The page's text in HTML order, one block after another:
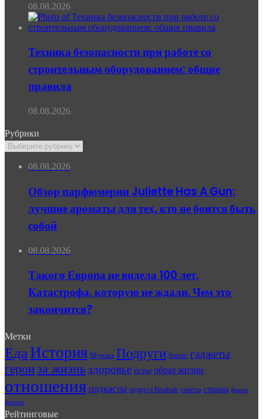
08.08.2026
Техника безопасности при работе со
строительным оборудованием: общие
правила
08.08.2026
Рубрики
Рубрики
08.08.2026
Обзор парфюмерии Juliette Has A Gun:
лучшие ароматы для тех, кто не боится быть
собой
08.08.2026
Такого Европа не видела 100 лет.
Катастрофа, которую не ждали. Чем это
закончится?
Метки
ЕдаИстория Музыка Подруги бизнес гаджеты
герои за жизнь здоровье игры образ жизни
отношения подкасты подруга Brodude советы страны факты
фитнес
Рейтинговые